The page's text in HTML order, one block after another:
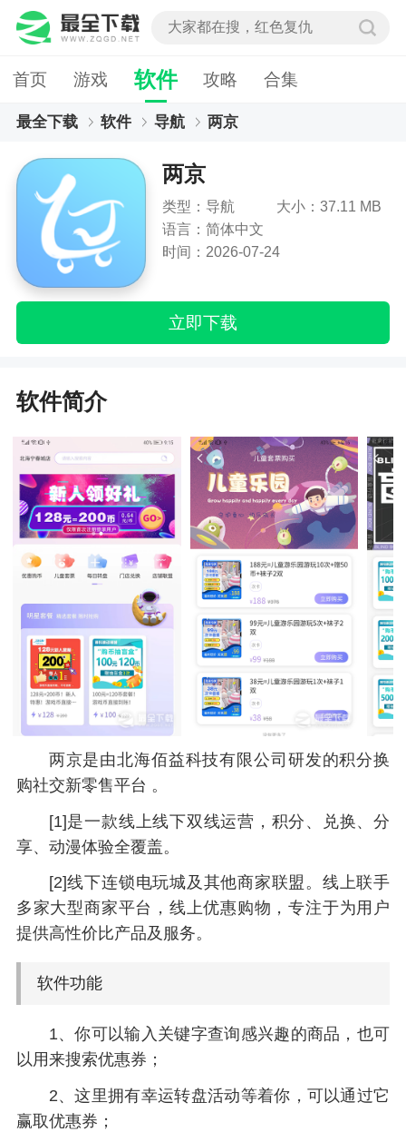
首页 游戏 软件 攻略 合集
最全下载 软件 导航 两京
两京
类型：导航
大小：37.11 MB
语言：简体中文
时间：2026-07-24
立即下载
软件简介
两京是由北海佰益科技有限公司研发的积分换
购社交新零售平台 。
[1]是一款线上线下双线运营，积分、兑换、分
享、动漫体验全覆盖。
[2]线下连锁电玩城及其他商家联盟。线上联手
多家大型商家平台，线上优惠购物，专注于为用户
提供高性价比产品及服务。
软件功能
1、你可以输入关键字查询感兴趣的商品，也可
以用来搜索优惠券；
2、这里拥有幸运转盘活动等着你，可以通过它
赢取优惠券；